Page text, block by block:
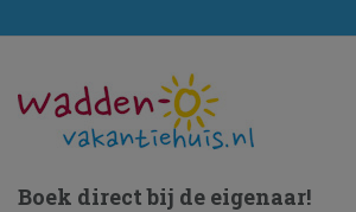
Boek direct bij de eigenaar!